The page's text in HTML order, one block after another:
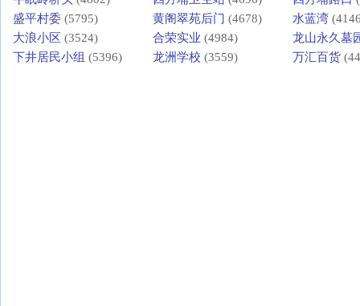
盛平村委 (5795) 黄阁翠苑后门 (4678) 水蓝湾
大浪小区 (3524) 合荣实业 (4984)
龙山永久墓
下井居民小组 (5396) 龙洲学校 (3559) 万汇百货